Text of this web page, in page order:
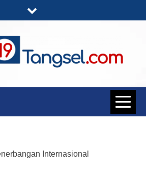
Internasional